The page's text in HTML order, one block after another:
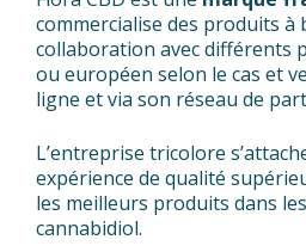
commercialise des produits à
collaboration avec différents
ou européen selon le cas et
ligne et via son réseau de
L’entreprise tricolore
expérience de qualité
les meilleurs produits dans
cannabidiol.